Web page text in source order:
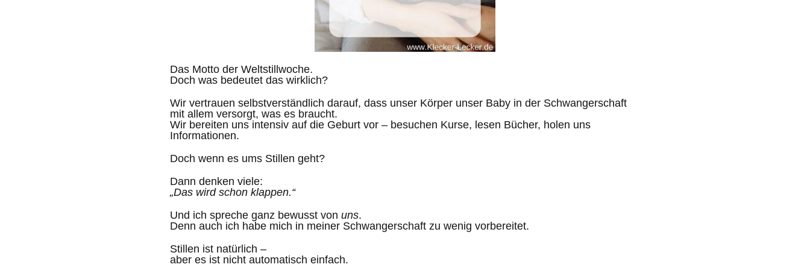
Das Motto der Weltstillwoche.
Doch was bedeutet das wirklich?
Wir vertrauen selbstverständlich darauf, dass unser Körper unser Baby in der Schwangerschaft
mit allem versorgt, was es braucht.
Wir bereiten uns intensiv auf die Geburt vor – besuchen Kurse, lesen Bücher, holen uns
Informationen.
Doch wenn es ums Stillen geht?
Dann denken viele:
„Das wird schon klappen.“
Und ich spreche ganz bewusst von uns.
Denn auch ich habe mich in meiner Schwangerschaft zu wenig vorbereitet.
Stillen ist natürlich –
aber es ist nicht automatisch einfach.